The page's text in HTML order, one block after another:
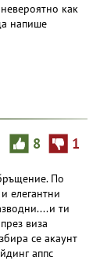
как
напише
8 1
По
елегантни
ти
виза
се акаунт
аппс